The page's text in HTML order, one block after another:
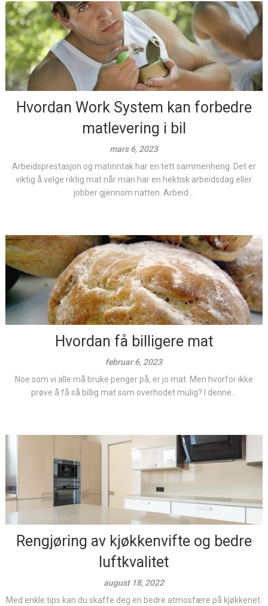
Hvordan Work System kan forbedre
matlevering i bil
mars 6, 2023
Arbeidsprestasjon og matinntak har en tett sammenheng. Det er
viktig å velge riktig mat når man har en hektisk arbeidsdag eller
jobber gjennom natten. Arbeid...
Hvordan få billigere mat
februar 6, 2023
Noe som vi alle må bruke penger på, er jo mat. Men hvorfor ikke
prøve å få så billig mat som overhodet mulig? I denne...
Rengjøring av kjøkkenvifte og bedre
luftkvalitet
august 18, 2022
Med enkle tips kan du skaffe deg en bedre atmosfære på kjøkkenet.